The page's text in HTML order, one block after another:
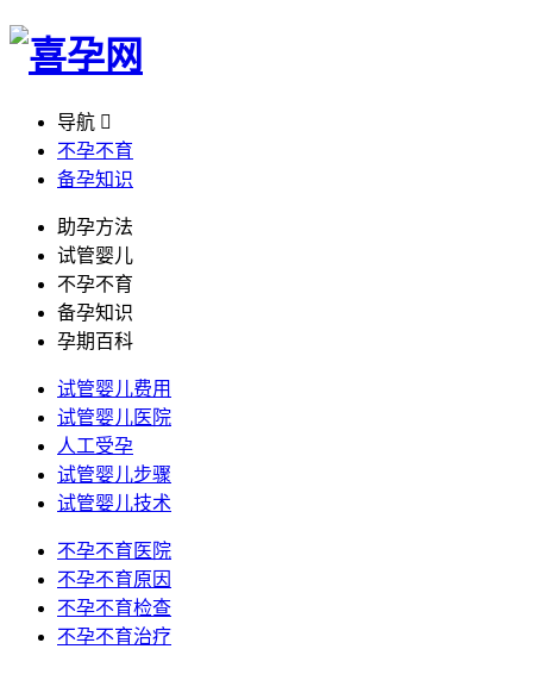
导航 
不孕不育
备孕知识
助孕方法
试管婴儿
不孕不育
备孕知识
孕期百科
试管婴儿费用
试管婴儿医院
人工受孕
试管婴儿步骤
试管婴儿技术
不孕不育医院
不孕不育原因
不孕不育检查
不孕不育治疗